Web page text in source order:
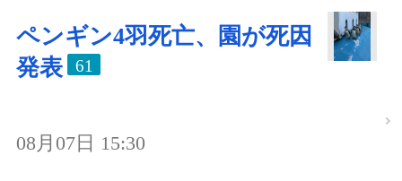
ペンギン4羽死亡、園が死因
発表
61
08月07日 15:30